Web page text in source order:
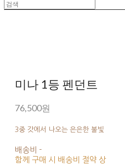
미나 1등 펜던트
76,500원
3중 갓에서 나오는 은은한 불빛
배송비 -
함께 구매 시 배송비 절약 상